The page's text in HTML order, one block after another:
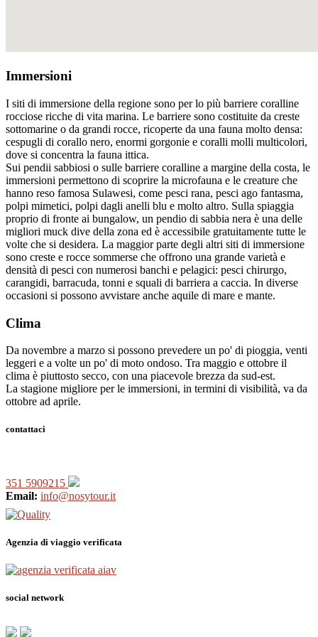
Immersioni
I siti di immersione della regione sono per lo più barriere coralline
rocciose ricche di vita marina. Le barriere sono costituite da creste
sottomarine o da grandi rocce, ricoperte da una fauna molto densa:
cespugli di corallo nero, enormi gorgonie e coralli molli multicolori,
dove si concentra la fauna ittica.
Sui pendii sabbiosi o sulle barriere coralline a margine della costa, le
immersioni permettono di scoprire la microfauna e le creature che
hanno reso famosa Sulawesi, come pesci rana, pesci ago fantasma,
polpi mimetici, polpi dagli anelli blu e molto altro. Sulla spiaggia
proprio di fronte ai bungalow, un pendio di sabbia nera è una delle
migliori muck dive della zona ed è accessibile gratuitamente tutte le
volte che si desidera. La maggior parte degli altri siti di immersione
sono creste e rocce sommerse che offrono una grande varietà e
densità di pesci con numerosi banchi e pelagici: pesci chirurgo,
carangidi, barracuda, tonni e squali di barriera a caccia. In diverse
occasioni si possono avvistare anche aquile di mare e mante.
Clima
Da novembre a marzo si possono prevedere un po' di pioggia, venti
leggeri e a volte un po' di moto ondoso. Tra maggio e ottobre il
clima è piuttosto secco, con una piacevole brezza da sud-est.
La stagione migliore per le immersioni, in termini di visibilità, va da
ottobre ad aprile.
contattaci
351 5909215
Email: info@nosytour.it
Agenzia di viaggio verificata
social network